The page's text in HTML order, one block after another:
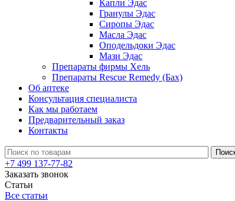
Капли Эдас
Гранулы Эдас
Сиропы Эдас
Масла Эдас
Оподельдоки Эдас
Мази Эдас
Препараты фирмы Хель
Препараты Rescue Remedy (Бах)
Об аптеке
Консультация специалиста
Как мы работаем
Предварительный заказ
Контакты
+7 499 137-77-82
Заказать звонок
Статьи
Все статьи